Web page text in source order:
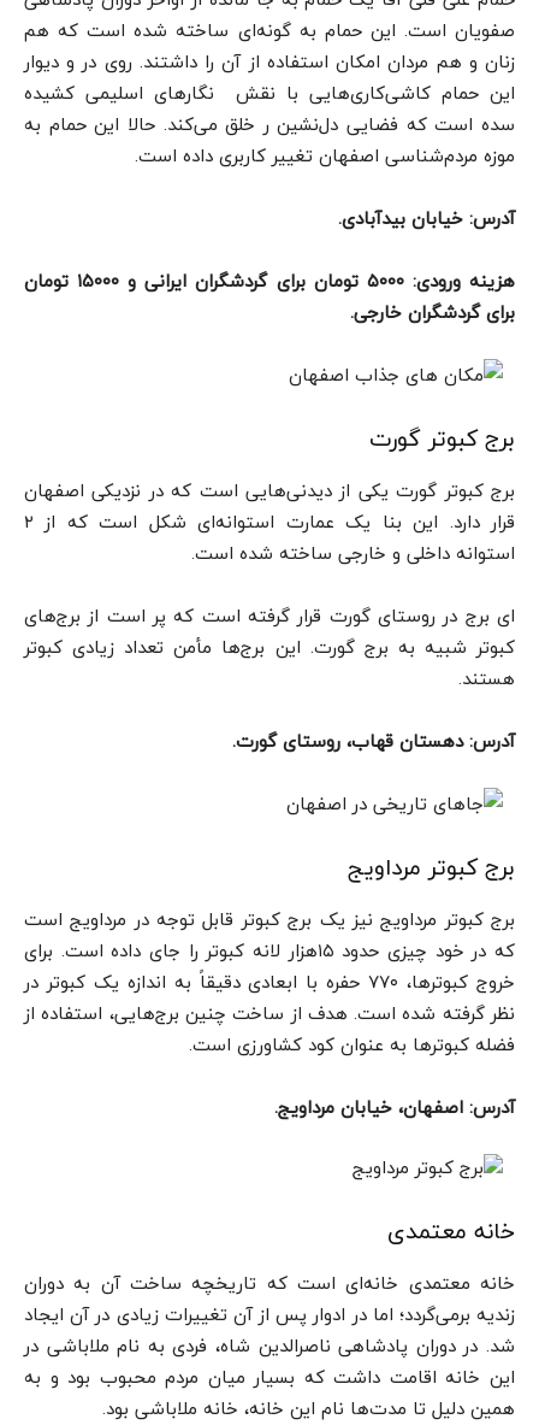
صفویان است. این حمام به گونه‌ای ساخته شده است که هم
زنان و هم مردان امکان استفاده از آن را داشتند. روی در و دیوار
این حمام کاشی‌کاری‌هایی با نقش نگارهای اسلیمی کشیده
سده است که فضایی دل‌نشین ر خلق می‌کند. حالا این حمام به
موزه مردم‌شناسی اصفهان تغییر کاربری داده است.
آدرس: خیابان بیدآبادی.
هزینه ورودی: ۵۰۰۰ تومان برای گردشگران ایرانی و ۱۵۰۰۰ تومان
برای گردشگران خارجی.
برج کبوتر گورت
برج کبوتر گورت یکی از دیدنی‌هایی است که در نزدیکی اصفهان
قرار دارد. این بنا یک عمارت استوانه‌ای شکل است که از ۲
استوانه داخلی و خارجی ساخته شده است.
ای برج در روستای گورت قرار گرفته است که پر است از برج‌های
کبوتر شبیه به برج گورت. این برج‌ها مأمن تعداد زیادی کبوتر
هستند.
آدرس: دهستان قهاب، روستای گورت.
برج کبوتر مرداویج
برج کبوتر مرداویج نیز یک برج کبوتر قابل توجه در مرداویج است
که در خود چیزی حدود ۱۵هزار لانه کبوتر را جای داده است. برای
خروج کبوترها، ۷۷۰ حفره با ابعادی دقیقاً به اندازه یک کبوتر در
نظر گرفته شده است. هدف از ساخت چنین برج‌هایی، استفاده از
فضله کبوترها به عنوان کود کشاورزی است.
آدرس: اصفهان، خیابان مرداویج.
خانه معتمدی
خانه معتمدی خانه‌ای است که تاریخچه ساخت آن به دوران
زندیه برمی‌گردد؛ اما در ادوار پس از آن تغییرات زیادی در آن ایجاد
شد. در دوران پادشاهی ناصرالدین شاه،‌ فردی به نام ملاباشی در
این خانه اقامت داشت که بسیار میان مردم محبوب بود و به
همین دلیل تا مدت‌ها نام این خانه، خانه ملاباشی بود.